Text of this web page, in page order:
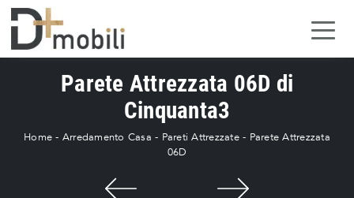
Parete Attrezzata 06D di
Cinquanta3
Home - Arredamento Casa - Pareti Attrezzate - Parete Attrezzata
06D